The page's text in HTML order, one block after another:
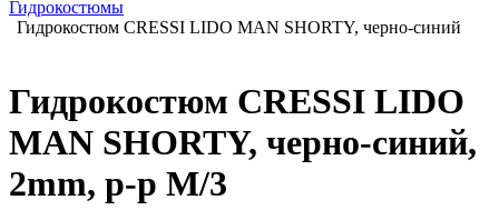
Гидрокостюмы
Гидрокостюм CRESSI LIDO MAN SHORTY, черно-синий
Гидрокостюм CRESSI LIDO
MAN SHORTY, черно-синий,
2mm, р-р M/3